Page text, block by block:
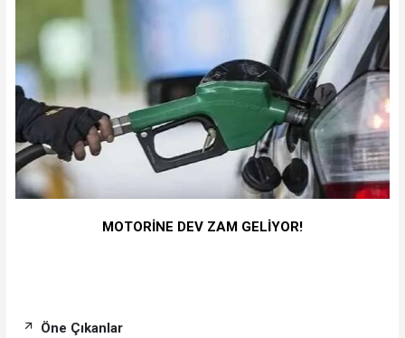
MOTORİNE DEV ZAM GELİYOR!
Öne Çıkanlar